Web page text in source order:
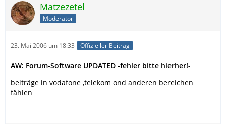
Matzezetel
Moderator
23. Mai 2006 um 18:33 Offizieller Beitrag
AW: Forum-Software UPDATED -fehler bitte hierher!-
beiträge in vodafone ,telekom ond anderen bereichen
fählen